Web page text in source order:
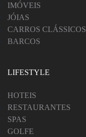
IMÓVEIS
JÓIAS
CARROS CLÁSSICOS
BARCOS
LIFESTYLE
HOTEIS
RESTAURANTES
SPAS
GOLFE